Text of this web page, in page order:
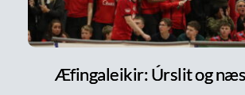
Æfingaleikir: Úrslit og